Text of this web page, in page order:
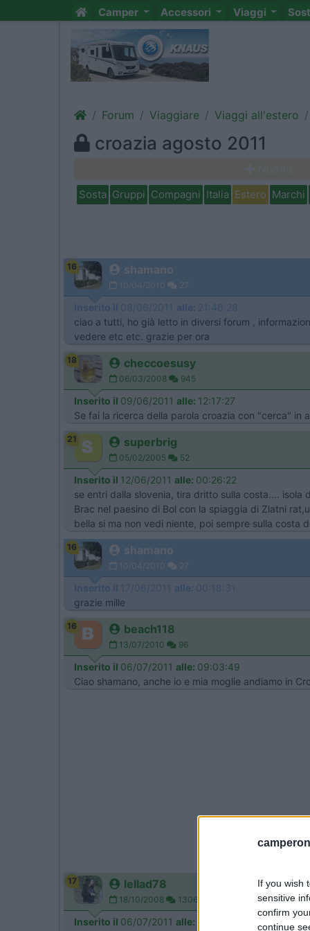
If you wish
sensitive
confirm
continue
Camper Accessori Viaggi
Forum Viaggiare Viaggi all'estero
croazia agosto 2011
Sosta Gruppi Compagni Italia Estero Marchi
16 shamano
10/04/2010 27
Inserito il 08/06/2011 alle: 21:46:28
ciao a tutti, ho già letto in diversi forum ,
vedere etc etc. grazie per ora
18 checcoesusy
06/03/2008 945
Inserito il 09/06/2011 alle: 12:17:27
Se fai la ricerca della parola croazia con "cerca" in
21 superbrig
05/02/2005 52
Inserito il 12/06/2011 alle: 00:26:22
se entri dalla slovenia, tira dritto sulla costa....
Brac nel paesino di Bol con la spiaggia di Zlatni
bella si ma non vedi niente, poi sempre sulla
16 shamano
10/04/2010 27
Inserito il 17/06/2011 alle: 00:18:31
grazie mille
16 beach118
13/07/2010 96
Inserito il 06/07/2011 alle: 09:03:49
Ciao shamano, anche io e mia moglie andiamo in
17 lellad78
18/10/2008 1306
Inserito il 06/07/2011 alle: